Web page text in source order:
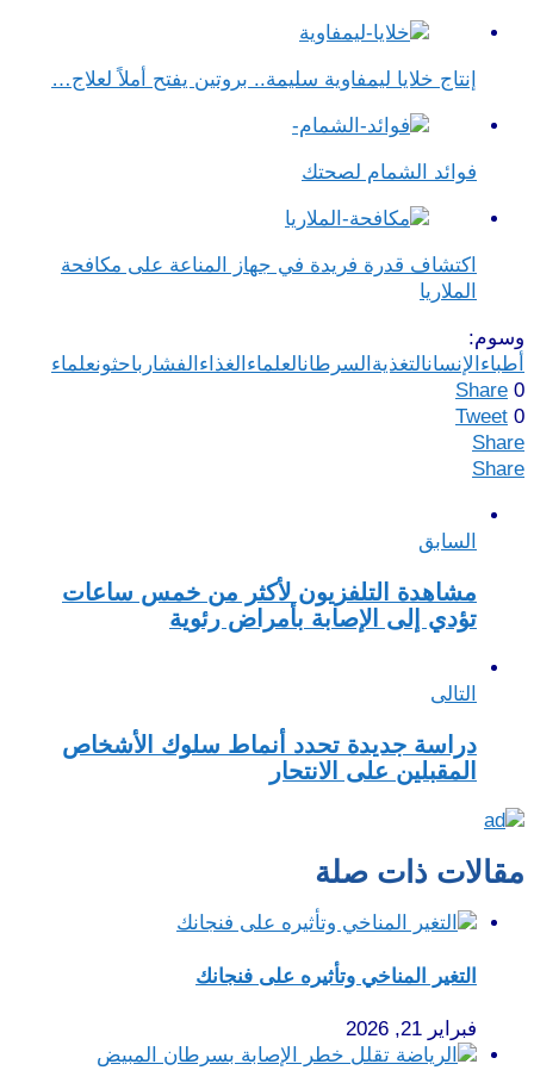
إنتاج خلايا ليمفاوية سليمة.. بروتين يفتح أملاً لعلاج…
فوائد الشمام لصحتك
اكتشاف قدرة فريدة في جهاز المناعة على مكافحة
الملاريا
وسوم:
أطباء الإنسانالتغذية السرطانالعلماء الغذاء الفشار باحثونعلماء
Share 0
Tweet 0
Share
Share
السابق
مشاهدة التلفزيون لأكثر من خمس ساعات
تؤدي إلى الإصابة بأمراض رئوية
التالى
دراسة جديدة تحدد أنماط سلوك الأشخاص
المقبلين على الانتحار
مقالات ذات صلة
التغير المناخي وتأثيره على فنجانك
فبراير 21, 2026